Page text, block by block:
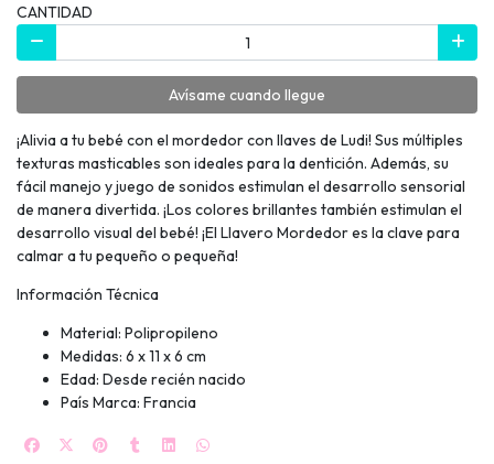
CANTIDAD
Avísame cuando llegue
¡Alivia a tu bebé con el mordedor con llaves de Ludi! Sus múltiples
texturas masticables son ideales para la dentición. Además, su
fácil manejo y juego de sonidos estimulan el desarrollo sensorial
de manera divertida. ¡Los colores brillantes también estimulan el
desarrollo visual del bebé! ¡El Llavero Mordedor es la clave para
calmar a tu pequeño o pequeña!
Información Técnica
Material: Polipropileno
Medidas: 6 x 11 x 6 cm
Edad: Desde recién nacido
País Marca: Francia